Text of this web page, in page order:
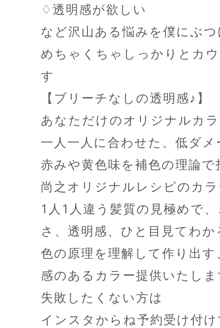
♢透明感が欲しい
など沢山ある悩みを僕にぶ
めちゃくちゃしっかりとカ
す
【ブリーチなしの透明感♪】
あなただけのオリジナルカ
一人一人に合わせた、低ダ
赤みや黄色味を補色の理論
尚之オリジナルレシピのカ
1人1人違う髪質の見極めで
さ、透明感、ひと目見てわ
色の原理を理解して作り出
感のあるカラー提供いたし
失敗したくない方は
インスタからね予約受け付